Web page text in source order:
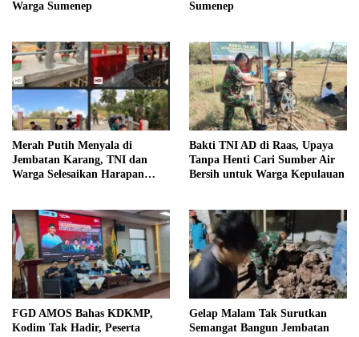
Warga Sumenep
Sumenep
Merah Putih Menyala di
Jembatan Karang, TNI dan
Warga Selesaikan Harapan
Bakti TNI AD di Raas, Upaya
Tanpa Henti Cari Sumber Air
Bersih untuk Warga Kepulauan
FGD AMOS Bahas KDKMP,
Kodim Tak Hadir, Peserta
Gelap Malam Tak Surutkan
Semangat Bangun Jembatan